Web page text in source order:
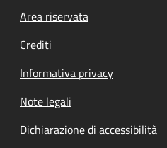
Footer menu
Area riservata
Crediti
Informativa privacy
Note legali
Dichiarazione di accessibilità